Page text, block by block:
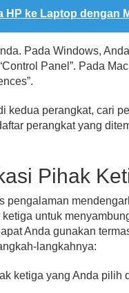
HP ke Laptop dengan
Pada Windows,
Panel”. Pada
kedua perangkat, cari
perangkat yang
Pihak
pengalaman
untuk
Anda gunakan
langkahnya:
ketiga yang Anda pilih